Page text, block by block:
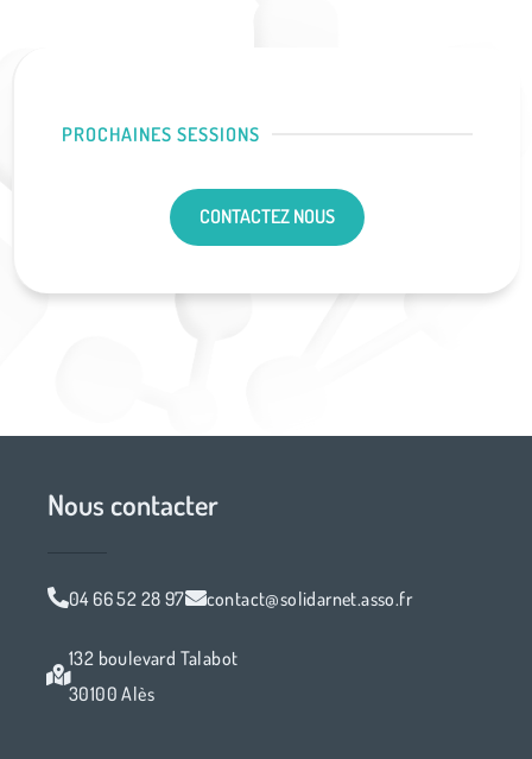
PROCHAINES SESSIONS
CONTACTEZ NOUS
Nous contacter
04 66 52 28 97 contact@solidarnet.asso.fr
132 boulevard Talabot
30100 Alès